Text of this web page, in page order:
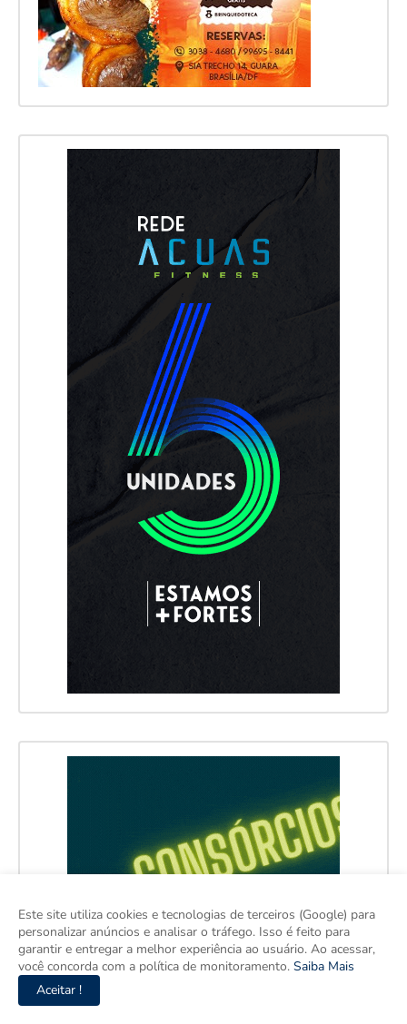
Este site utiliza cookies e tecnologias de terceiros (Google) para
personalizar anúncios e analisar o tráfego. Isso é feito para
garantir e entregar a melhor experiência ao usuário. Ao acessar,
você concorda com a política de monitoramento. Saiba Mais
Aceitar !